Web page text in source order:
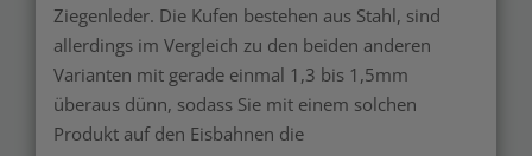
Ziegenleder. Die Kufen bestehen aus Stahl, sind
allerdings im Vergleich zu den beiden anderen
Varianten mit gerade einmal 1,3 bis 1,5mm
überaus dünn, sodass Sie mit einem solchen
Produkt auf den Eisbahnen die